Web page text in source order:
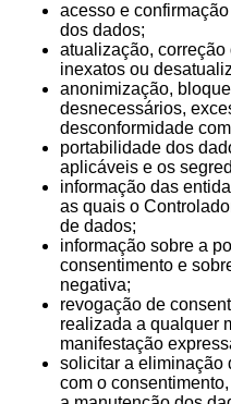
acesso e
dos dados;
atualização,
inexatos ou
anonimização,
desnecessários,
desconformidade
portabilidade dos
aplicáveis e os
informação das
as quais o
de dados;
informação sobre a
consentimento e
negativa;
revogação de
realizada a qualquer
manifestação
solicitar a eliminação
com o